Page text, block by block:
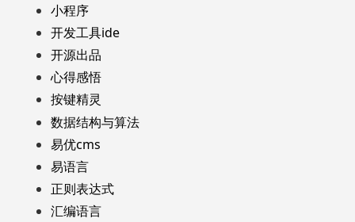
小程序
开发工具ide
开源出品
心得感悟
按键精灵
数据结构与算法
易优cms
易语言
正则表达式
汇编语言